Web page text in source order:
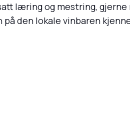
læring og mestring, gjerne
den lokale vinbaren